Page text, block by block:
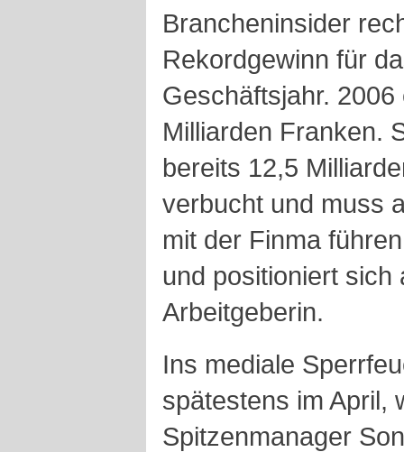
Brancheninsider
Rekordgewinn für
Geschäftsjahr.
Milliarden Franken.
bereits 12,5
verbucht und muss
mit der Finma
und positioniert sich
Arbeitgeberin.
Ins mediale
spätestens im April,
Spitzenmanager